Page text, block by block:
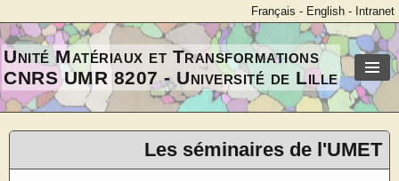
Français - English - Intranet
Unité Matériaux et Transformations
CNRS UMR 8207 - Université de Lille
Les séminaires de l'UMET